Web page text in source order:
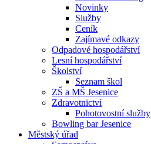
Novinky
Služby
Ceník
Zajímavé odkazy
Odpadové hospodářství
Lesní hospodářství
Školství
Seznam škol
ZŠ a MŠ Jesenice
Zdravotnictví
Pohotovostní služby
Bowling bar Jesenice
Městský úřad